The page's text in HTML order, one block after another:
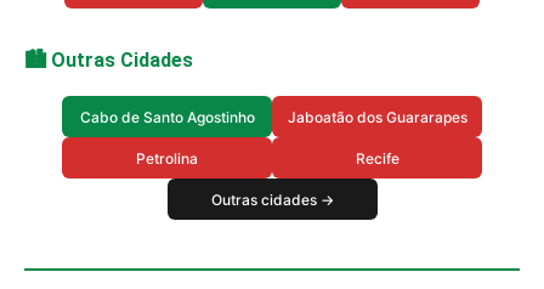
🏙️ Outras Cidades
Cabo de Santo Agostinho Jaboatão dos Guararapes
Petrolina Recife
Outras cidades →